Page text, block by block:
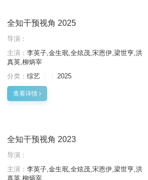
全知干预视角 2025
导演：
主演： 李英子,金生珉,全炫茂,宋恩伊,梁世亨,洪
真英,柳炳宰
分类： 综艺 2025
查看详情
全知干预视角 2023
导演：
主演： 李英子,金生珉,全炫茂,宋恩伊,梁世亨,洪
真英,柳炳宰